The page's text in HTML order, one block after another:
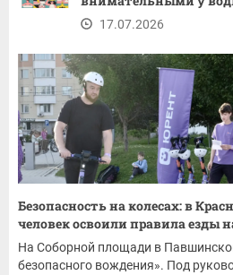
17.07.2026
Безопасность на колесах: в
человек освоили правила езды
На Соборной площади в
безопасного вождения». Под